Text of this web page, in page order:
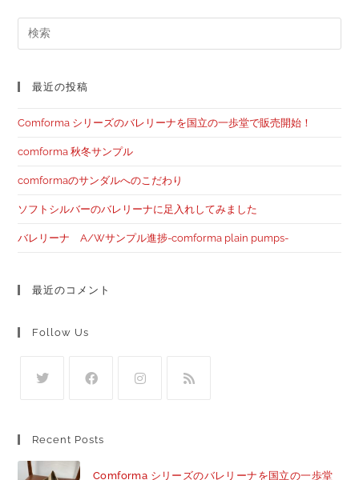
最近の投稿
Comforma シリーズのバレリーナを国立の一歩堂で販売開始！
comforma 秋冬サンプル
comformaのサンダルへのこだわり
ソフトシルバーのバレリーナに足入れしてみました
バレリーナ A/Wサンプル進捗-comforma plain pumps-
最近のコメント
Follow Us
Recent Posts
Comforma シリーズのバレリーナを国立の一歩堂